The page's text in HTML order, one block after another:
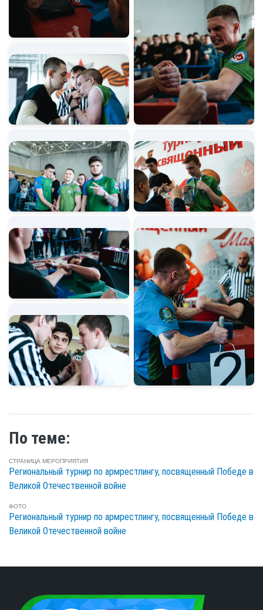
По теме:
СТРАНИЦА МЕРОПРИЯТИЯ
Региональный турнир по армрестлингу, посвященный Победе в
Великой Отечественной войне
ФОТО
Региональный турнир по армрестлингу, посвященный Победе в
Великой Отечественной войне